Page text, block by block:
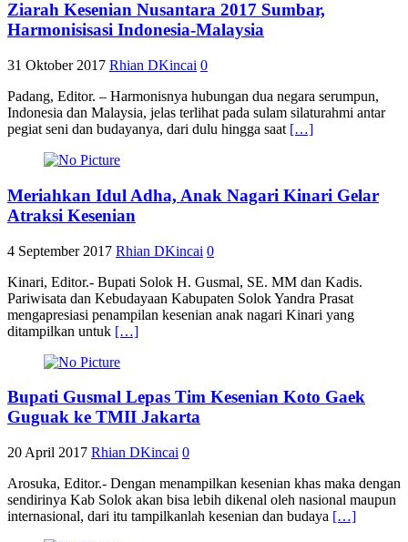
Ziarah Kesenian Nusantara 2017 Sumbar,
Harmonisisasi Indonesia-Malaysia
31 Oktober 2017 Rhian DKincai 0
Padang, Editor. – Harmonisnya hubungan dua negara serumpun,
Indonesia dan Malaysia, jelas terlihat pada sulam silaturahmi antar
pegiat seni dan budayanya, dari dulu hingga saat […]
Meriahkan Idul Adha, Anak Nagari Kinari Gelar
Atraksi Kesenian
4 September 2017 Rhian DKincai 0
Kinari, Editor.- Bupati Solok H. Gusmal, SE. MM dan Kadis.
Pariwisata dan Kebudayaan Kabupaten Solok Yandra Prasat
mengapresiasi penampilan kesenian anak nagari Kinari yang
ditampilkan untuk […]
Bupati Gusmal Lepas Tim Kesenian Koto Gaek
Guguak ke TMII Jakarta
20 April 2017 Rhian DKincai 0
Arosuka, Editor.- Dengan menampilkan kesenian khas maka dengan
sendirinya Kab Solok akan bisa lebih dikenal oleh nasional maupun
internasional, dari itu tampilkanlah kesenian dan budaya […]